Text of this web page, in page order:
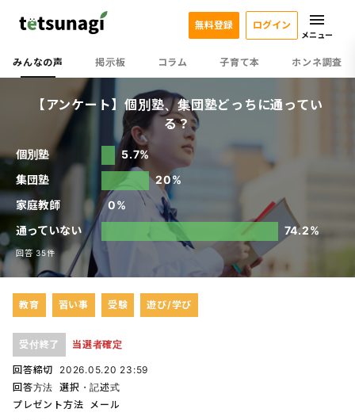
みんなの声 掲示板 コラム 子育て本 ホンネ調査
無料登録 ログイン
メニュー
【アンケート】個別塾、集団塾どっちに通ってい
る？
個別塾
5.7%
集団塾
20%
家庭教師
0%
通っていない
74.2%
回答 35件
教育 習い事 受験 遊び/学び
受付終了 当選者確定
回答締切
2026.05.20 23:59
回答方法 選択・記述式
プレゼント方法
メール